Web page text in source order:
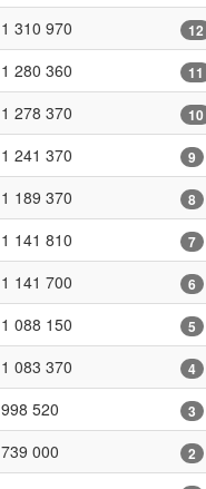
1 310 970 12
1 280 360 11
1 278 370 10
1 241 370 9
1 189 370 8
1 141 810 7
1 141 700 6
1 088 150 5
1 083 370 4
998 520 3
739 000 2